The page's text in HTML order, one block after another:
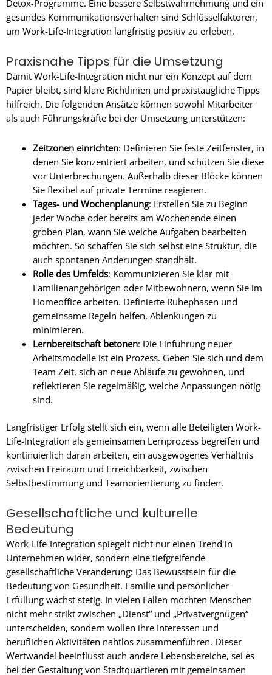
Detox-Programme. Eine bessere Selbstwahrnehmung und ein
gesundes Kommunikationsverhalten sind Schlüsselfaktoren,
um Work-Life-Integration langfristig positiv zu erleben.
Praxisnahe Tipps für die Umsetzung
Damit Work-Life-Integration nicht nur ein Konzept auf dem
Papier bleibt, sind klare Richtlinien und praxistaugliche Tipps
hilfreich. Die folgenden Ansätze können sowohl Mitarbeiter
als auch Führungskräfte bei der Umsetzung unterstützen:
Zeitzonen einrichten: Definieren Sie feste Zeitfenster, in
denen Sie konzentriert arbeiten, und schützen Sie diese
vor Unterbrechungen. Außerhalb dieser Blöcke können
Sie flexibel auf private Termine reagieren.
Tages- und Wochenplanung: Erstellen Sie zu Beginn
jeder Woche oder bereits am Wochenende einen
groben Plan, wann Sie welche Aufgaben bearbeiten
möchten. So schaffen Sie sich selbst eine Struktur, die
auch spontanen Änderungen standhält.
Rolle des Umfelds: Kommunizieren Sie klar mit
Familienangehörigen oder Mitbewohnern, wenn Sie im
Homeoffice arbeiten. Definierte Ruhephasen und
gemeinsame Regeln helfen, Ablenkungen zu
minimieren.
Lernbereitschaft betonen: Die Einführung neuer
Arbeitsmodelle ist ein Prozess. Geben Sie sich und dem
Team Zeit, sich an neue Abläufe zu gewöhnen, und
reflektieren Sie regelmäßig, welche Anpassungen nötig
sind.
Langfristiger Erfolg stellt sich ein, wenn alle Beteiligten Work-
Life-Integration als gemeinsamen Lernprozess begreifen und
kontinuierlich daran arbeiten, ein ausgewogenes Verhältnis
zwischen Freiraum und Erreichbarkeit, zwischen
Selbstbestimmung und Teamorientierung zu finden.
Gesellschaftliche und kulturelle
Bedeutung
Work-Life-Integration spiegelt nicht nur einen Trend in
Unternehmen wider, sondern eine tiefgreifende
gesellschaftliche Veränderung: Das Bewusstsein für die
Bedeutung von Gesundheit, Familie und persönlicher
Erfüllung wächst stetig. In vielen Fällen möchten Menschen
nicht mehr strikt zwischen „Dienst“ und „Privatvergnügen“
unterscheiden, sondern wollen ihre Interessen und
beruflichen Aktivitäten nahtlos zusammenführen. Dieser
Wertwandel beeinflusst auch andere Lebensbereiche, sei es
bei der Gestaltung von Stadtquartieren mit gemeinsamen